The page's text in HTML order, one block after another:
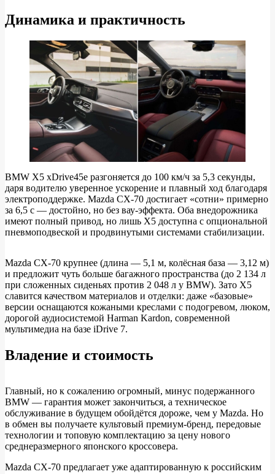
Динамика и практичность
BMW X5 xDrive45e разгоняется до 100 км/ч за 5,3 секунды,
даря водителю уверенное ускорение и плавный ход благодаря
электроподдержке. Mazda CX-70 достигает «сотни» примерно
за 6,5 с — достойно, но без вау-эффекта. Оба внедорожника
имеют полный привод, но лишь X5 доступна с опциональной
пневмоподвеской и продвинутыми системами стабилизации.
Mazda CX-70 крупнее (длина — 5,1 м, колёсная база — 3,12 м)
и предложит чуть больше багажного пространства (до 2 134 л
при сложенных сиденьях против 2 048 л у BMW). Зато X5
славится качеством материалов и отделки: даже «базовые»
версии оснащаются кожаными креслами с подогревом, люком,
дорогой аудиосистемой Harman Kardon, современной
мультимедиа на базе iDrive 7.
Владение и стоимость
Главный, но к сожалению огромный, минус подержанного
BMW — гарантия может закончиться, а техническое
обслуживание в будущем обойдётся дороже, чем у Mazda. Но
в обмен вы получаете культовый премиум-бренд, передовые
технологии и топовую комплектацию за цену нового
среднеразмерного японского кроссовера.
Mazda CX-70 предлагает уже адаптированную к российским